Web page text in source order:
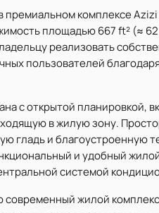
премиальном комплексе
площадью 667 ft² (≈
реализовать
пользователей
с открытой
в жилую зону.
гладь и благоустроенную
и удобный
системой
современный жилой